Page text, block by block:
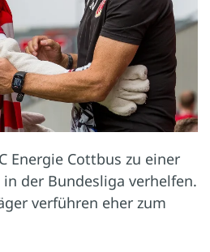
Energie Cottbus zu einer
der Bundes­liga verhelfen.
verführen eher zum